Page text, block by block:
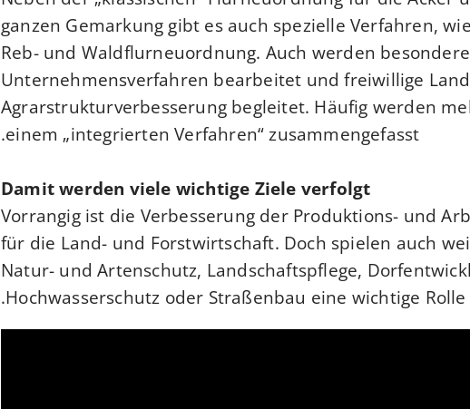
ganzen Gemarkung gibt es auch spezielle Verfahren,
Reb- und Waldflurneuordnung. Auch werden besondere
Unternehmensverfahren bearbeitet und freiwillige
Agrarstrukturverbesserung begleitet. Häufig werden
einem „integrierten Verfahren“ zusammengefasst.
Damit werden viele wichtige Ziele verfolgt
Vorrangig ist die Verbesserung der Produktions- und
für die Land- und Forstwirtschaft. Doch spielen auch
Natur- und Artenschutz, Landschaftspflege,
Hochwasserschutz oder Straßenbau eine wichtige Rolle.